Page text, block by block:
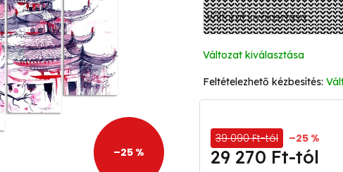
–25 %
Változat kiválasztása
39 090 Ft-tól –25 %
29 270 Ft-tól